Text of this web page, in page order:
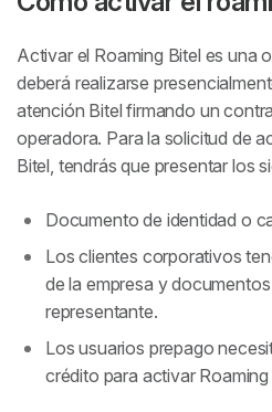
Activar el Roaming Bitel es una
deberá realizarse
atención Bitel firmando un
operadora. Para la solicitud de
Bitel, tendrás que presentar los
Documento de identidad o
Los clientes corporativos
de la empresa y
representante.
Los usuarios prepago
crédito para activar Roaming